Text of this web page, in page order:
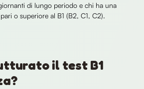
di lungo periodo e chi ha una
o superiore al B1 (B2, C1, C2).
il test B1